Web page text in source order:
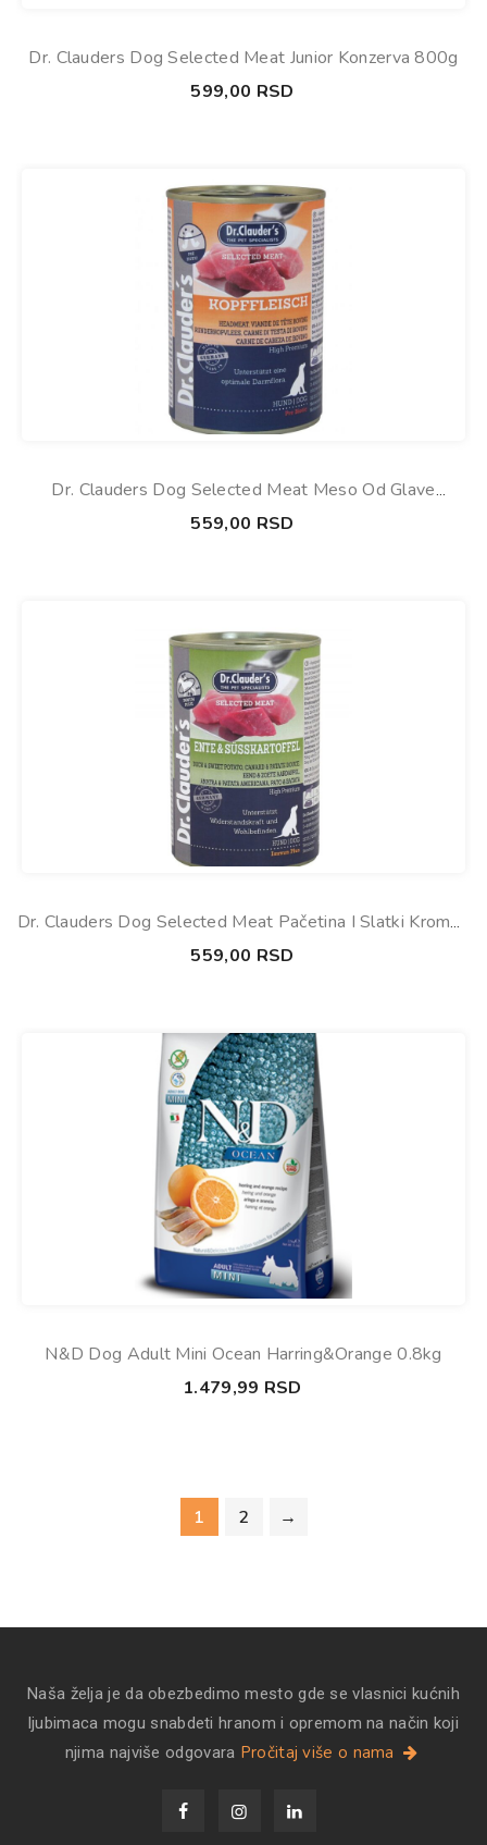
Dr. Clauders Dog Selected Meat Junior Konzerva 800g
599,00 RSD
Dr. Clauders Dog Selected Meat Meso Od Glave
Konzerva 800g
559,00 RSD
Dr. Clauders Dog Selected Meat Pačetina I Slatki Krompir
Konzerva 800g
559,00 RSD
N&D Dog Adult Mini Ocean Harring&Orange 0.8kg
1.479,99 RSD
1 2 →
Naša želja je da obezbedimo mesto gde se vlasnici kućnih
ljubimaca mogu snabdeti hranom i opremom na način koji
njima najviše odgovara Pročitaj više o nama